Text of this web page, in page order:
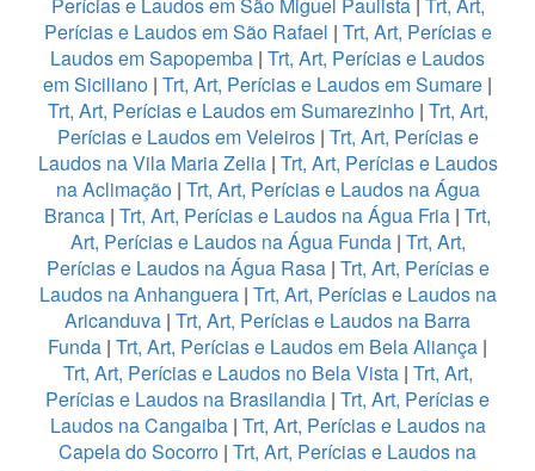
Perícias e Laudos em São Miguel Paulista| Trt, Art,
Perícias e Laudos em São Rafael | Trt, Art, Perícias e
Laudos em Sapopemba | Trt, Art, Perícias e Laudos
em Siciliano | Trt, Art, Perícias e Laudos em Sumare |
Trt, Art, Perícias e Laudos em Sumarezinho| Trt, Art,
Perícias e Laudos em Veleiros| Trt, Art, Perícias e
Laudos na Vila Maria Zelia| Trt, Art, Perícias e Laudos
na Aclimação| Trt, Art, Perícias e Laudos na Água
Branca | Trt, Art, Perícias e Laudos na Água Fria | Trt,
Art, Perícias e Laudos na Água Funda| Trt, Art,
Perícias e Laudos na Água Rasa | Trt, Art, Perícias e
Laudos na Anhanguera| Trt, Art, Perícias e Laudos na
Aricanduva | Trt, Art, Perícias e Laudos na Barra
Funda | Trt, Art, Perícias e Laudos em Bela Aliança |
Trt, Art, Perícias e Laudos no Bela Vista| Trt, Art,
Perícias e Laudos na Brasilandia | Trt, Art, Perícias e
Laudos na Cangaiba| Trt, Art, Perícias e Laudos na
Capela do Socorro | Trt, Art, Perícias e Laudos na